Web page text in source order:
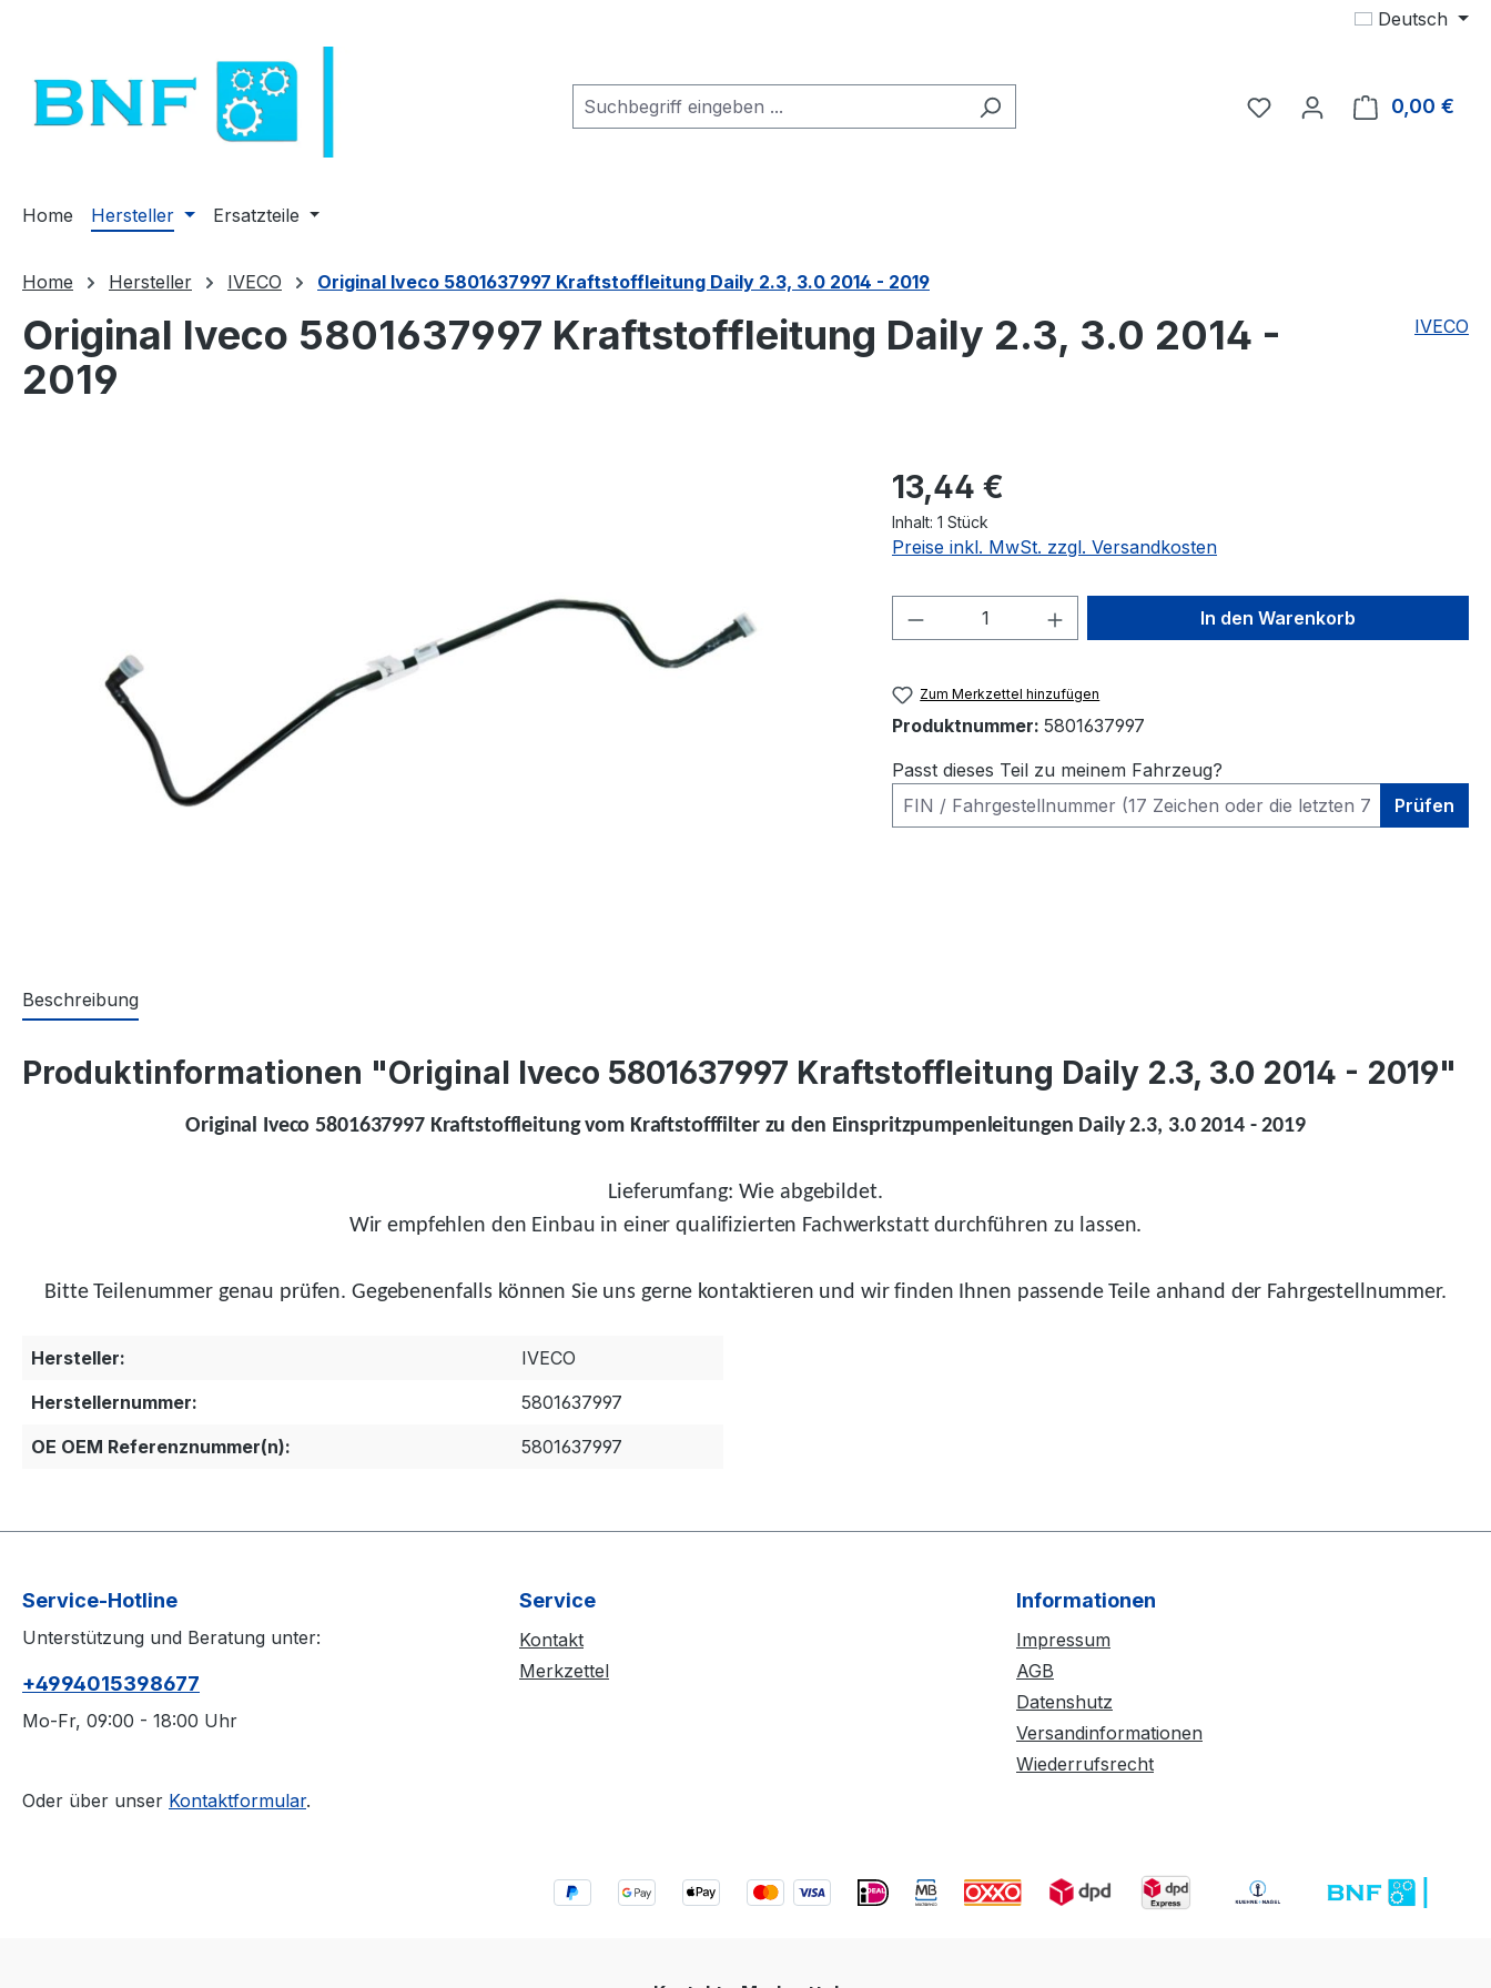
Deutsch
Du hast 0 Produkte auf
0,00 €
Home Hersteller Ersatzteile
Home Hersteller IVECO Original Iveco 5801637997 Kraftstoffleitung Daily 2.3, 3.0 2014 - 2019
Original Iveco 5801637997 Kraftstoffleitung Daily 2.3, 3.0 2014 -
2019
IVECO
Regulärer Preis:
13,44 €
Inhalt: 1 Stück
Preise inkl. MwSt. zzgl. Versandkosten
Produkt Anzahl: Gib den gewünschten Wert
In den Warenkorb
Zum Merkzettel hinzufügen
Produktnummer: 5801637997
Passt dieses Teil zu meinem Fahrzeug?
Prüfen
Beschreibung
Produktinformationen "Original Iveco 5801637997 Kraftstoffleitung Daily 2.3, 3.0 2014 - 2019"
Original Iveco 5801637997 Kraftstoffleitung vom Kraftstofffilter zu den Einspritzpumpenleitungen Daily 2.3, 3.0 2014 - 2019
Lieferumfang: Wie abgebildet.
Wir empfehlen den Einbau in einer qualifizierten Fachwerkstatt durchführen zu lassen.
Bitte Teilenummer genau prüfen. Gegebenenfalls können Sie uns gerne kontaktieren und wirfinden Ihnen passende Teile anhand der Fahrgestellnummer.
Hersteller:
IVECO
Herstellernummer:
5801637997
OE OEM Referenznummer(n):
5801637997
Service-Hotline
Unterstützung und Beratung unter:
+4994015398677
Mo-Fr, 09:00 - 18:00 Uhr
Oder über unser Kontaktformular.
Service
Kontakt
Merkzettel
Informationen
Impressum
AGB
Datenshutz
Versandinformationen
Wiederrufsrecht